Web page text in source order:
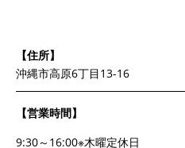
【住所】
沖縄市高原6丁目13-16
【営業時間】
9:30～16:00※木曜定休日